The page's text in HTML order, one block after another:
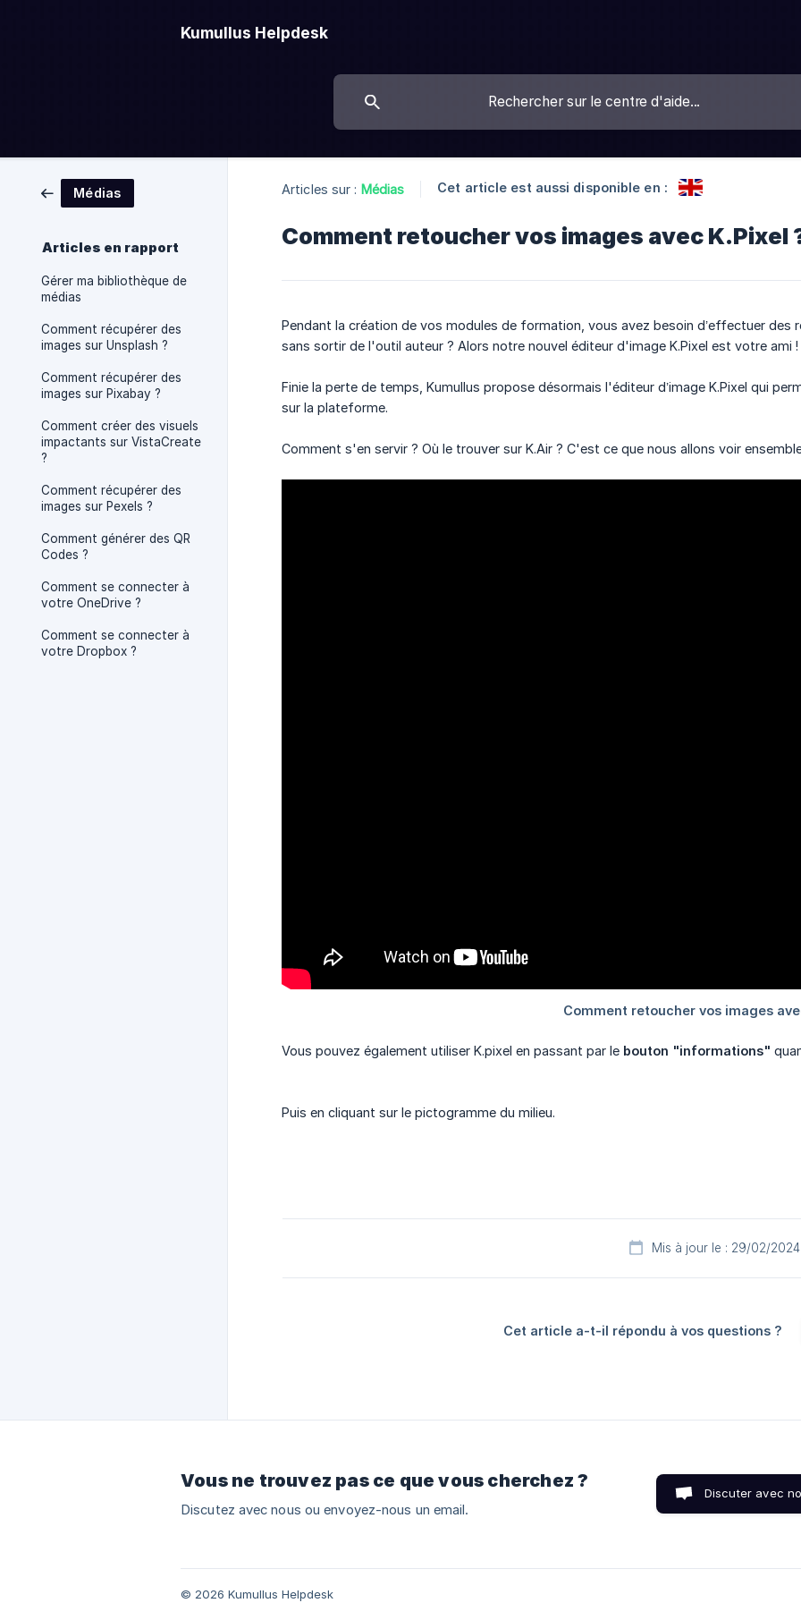
Kumullus Helpdesk
Médias
Articles en rapport
Gérer ma bibliothèque de
médias
Comment récupérer des
images sur Unsplash ?
Comment récupérer des
images sur Pixabay ?
Comment créer des visuels
impactants sur VistaCreate
?
Comment récupérer des
images sur Pexels ?
Comment générer des QR
Codes ?
Comment se connecter à
votre OneDrive ?
Comment se connecter à
votre Dropbox ?
Articles sur : Médias Cet article est aussi disponible en :
Comment retoucher vos images avec K.Pixel
Pendant la création de vos modules de formation, vous avez besoin d’effectuer
sans sortir de l'outil auteur ? Alors notre nouvel éditeur d'image K.Pixel est votre ami !
Finie la perte de temps, Kumullus propose désormais l'éditeur d’image K.Pixel qui
sur la plateforme.
Comment s'en servir ? Où le trouver sur K.Air ? C'est ce que nous allons voir
Vous pouvez également utiliser K.pixel en passant par le bouton "informations"
Puis en cliquant sur le pictogramme du milieu.
Mis à jour le : 29/02/2024
Cet article a-t-il répondu à vos questions ?
Vous ne trouvez pas ce que vous cherchez ?
Discutez avec nous ou envoyez-nous un email.
Discuter avec
© 2026 Kumullus Helpdesk